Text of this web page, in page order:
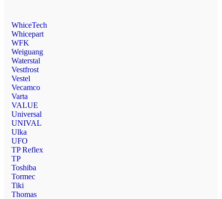
WhiceTech
Whicepart
WFK
Weiguang
Waterstal
Vestfrost
Vestel
Vecamco
Varta
VALUE
Universal
UNIVAL
Ulka
UFO
TP Reflex
TP
Toshiba
Tormec
Tiki
Thomas